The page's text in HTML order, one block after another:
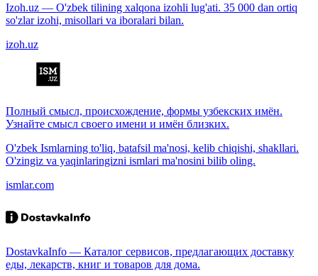
Izoh.uz — O'zbek tilining xalqona izohli lug'ati. 35 000 dan ortiq
so'zlar izohi, misollari va iboralari bilan.
izoh.uz
Полный смысл, происхождение, формы узбекских имён.
Узнайте смысл своего имени и имён близких.
O'zbek Ismlarning to'liq, batafsil ma'nosi, kelib chiqishi, shakllari.
O'zingiz va yaqinlaringizni ismlari ma'nosini bilib oling.
ismlar.com
DostavkaInfo — Каталог сервисов, предлагающих доставку
еды, лекарств, книг и товаров для дома.